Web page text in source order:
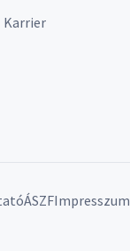
Karrier
ÁSZFImpresszum